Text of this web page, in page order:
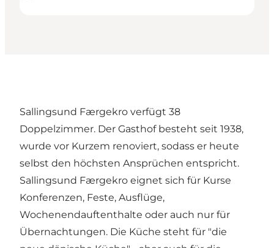
Sallingsund Færgekro verfügt 38
Doppelzimmer. Der Gasthof besteht seit 1938,
wurde vor Kurzem renoviert, sodass er heute
selbst den höchsten Ansprüchen entspricht.
Sallingsund Færgekro eignet sich für Kurse
Konferenzen, Feste, Ausflüge,
Wochenendauftenthalte oder auch nur für
Übernachtungen. Die Küche steht für "die